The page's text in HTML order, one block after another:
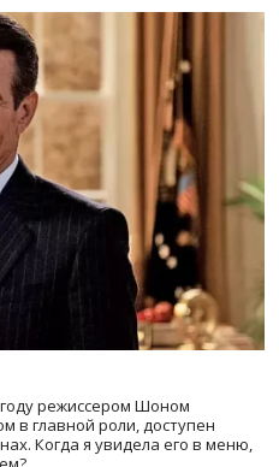
режиссером Шоном
в главной роли, доступен
Когда я увидела его в меню,